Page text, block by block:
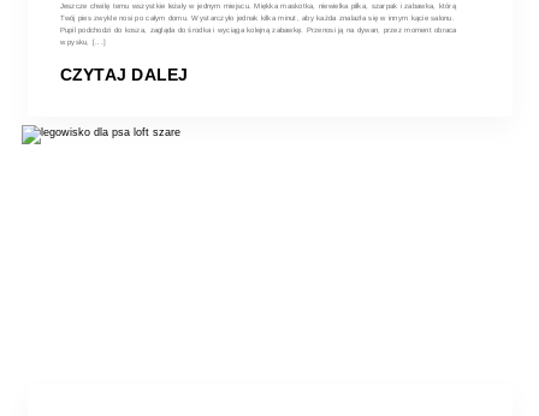
Jeszcze chwilę temu wszystkie leżały w jednym miejscu. Miękka maskotka, niewielka piłka, szarpak i zabawka, którą
Twój pies zwykle nosi po całym domu. Wystarczyło jednak kilka minut, aby każda znalazła się w innym kącie salonu.
Pupil podchodzi do kosza, zagląda do środka i wyciąga kolejną zabawkę. Przenosi ją na dywan, przez moment obraca
w pysku, [...]
CZYTAJ DALEJ